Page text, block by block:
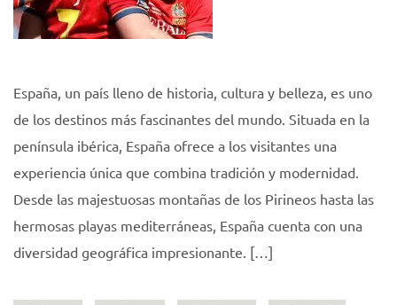
España, un país lleno de historia, cultura y belleza, es uno
de los destinos más fascinantes del mundo. Situada en la
península ibérica, España ofrece a los visitantes una
experiencia única que combina tradición y modernidad.
Desde las majestuosas montañas de los Pirineos hasta las
hermosas playas mediterráneas, España cuenta con una
diversidad geográfica impresionante. […]